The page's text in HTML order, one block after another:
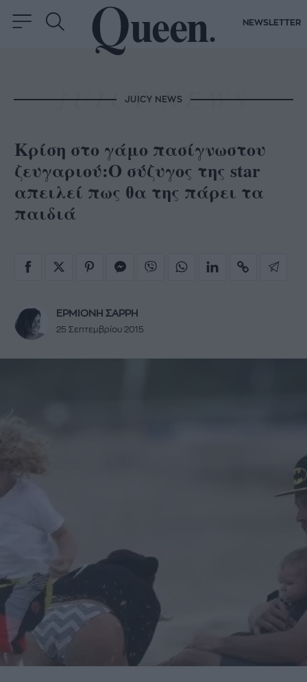
NEWSLETTER
JUICY NEWS
Κρίση στο γάμο πασίγνωστου
ζευγαριού:Ο σύζυγος της star
απειλεί πως θα της πάρει τα
παιδιά
ΕΡΜΙΟΝΗ ΣΑΡΡΗ
25 Σεπτεμβρίου 2015